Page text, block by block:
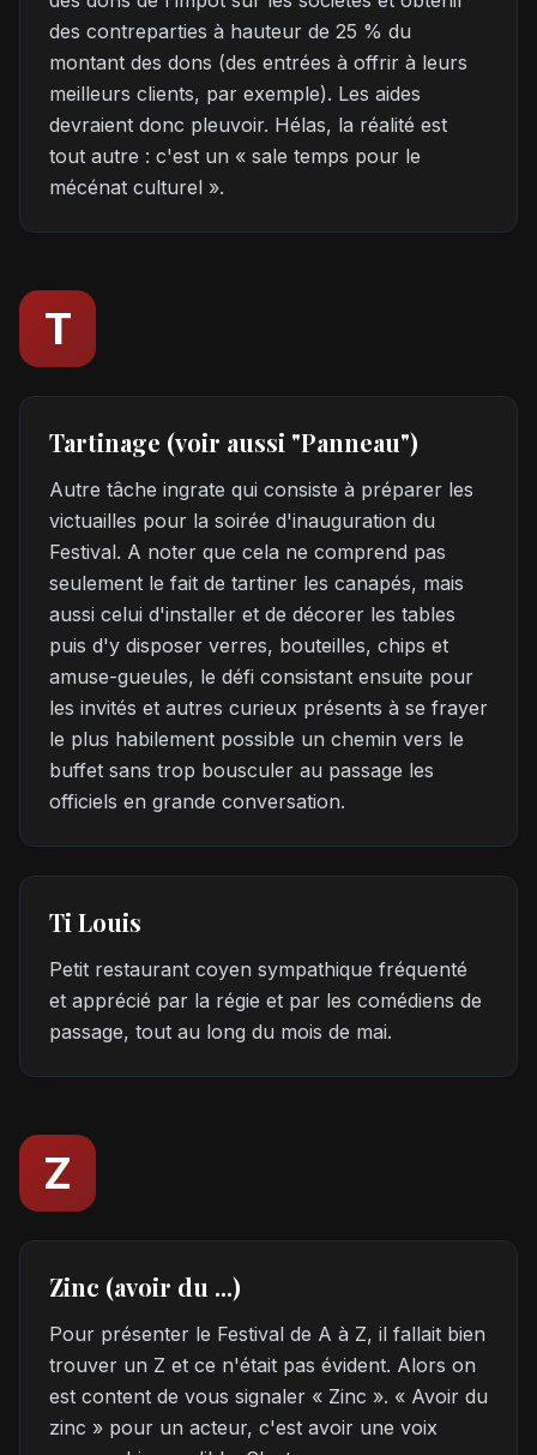
des contreparties à hauteur de 25 % du
montant des dons (des entrées à offrir à leurs
meilleurs clients, par exemple). Les aides
devraient donc pleuvoir. Hélas, la réalité est
tout autre : c'est un « sale temps pour le
mécénat culturel ».
T
Tartinage (voir aussi "Panneau")
Autre tâche ingrate qui consiste à préparer les
victuailles pour la soirée d'inauguration du
Festival. A noter que cela ne comprend pas
seulement le fait de tartiner les canapés, mais
aussi celui d'installer et de décorer les tables
puis d'y disposer verres, bouteilles, chips et
amuse-gueules, le défi consistant ensuite pour
les invités et autres curieux présents à se frayer
le plus habilement possible un chemin vers le
buffet sans trop bousculer au passage les
officiels en grande conversation.
Ti Louis
Petit restaurant coyen sympathique fréquenté
et apprécié par la régie et par les comédiens de
passage, tout au long du mois de mai.
Z
Zinc (avoir du ...)
Pour présenter le Festival de A à Z, il fallait bien
trouver un Z et ce n'était pas évident. Alors on
est content de vous signaler « Zinc ». « Avoir du
zinc » pour un acteur, c'est avoir une voix